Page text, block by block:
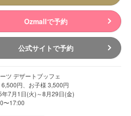
Ozmallで予約
公式サイトで予約
ツ デザートブッフェ
円、お子様 3,500円
7月1日(火)～8月29日(金)
17:00